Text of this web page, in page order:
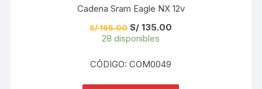
Cadena Sram Eagle NX 12v
S/165.00 El
precio
original
S/ 165.00.
S/ 135.00
28 disponibles
CÓDIGO: COM0049